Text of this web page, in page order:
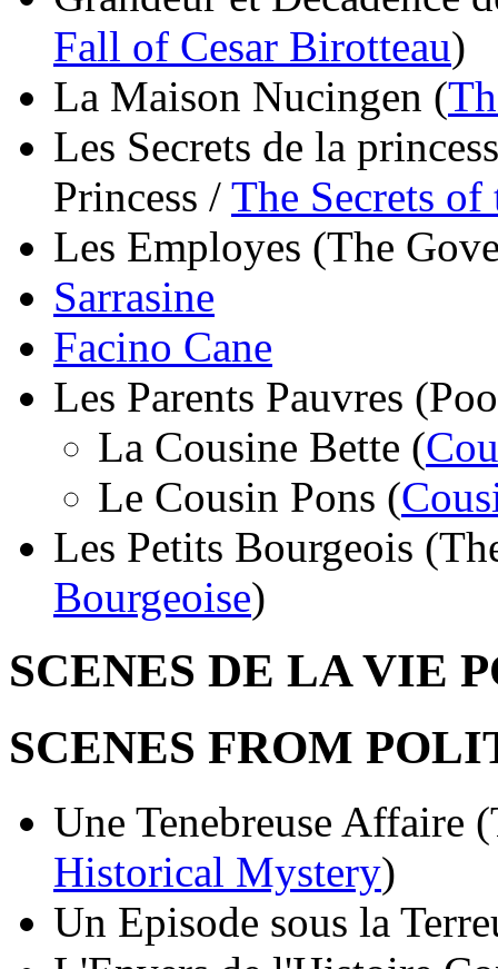
Fall of Cesar Birotteau)
La Maison Nucingen (
Les Secrets de la
Princess / The Secrets of
Les Employes (The
Sarrasine
Facino Cane
Les Parents Pauvres
La Cousine Bette (
Le Cousin Pons (
Les Petits Bourgeois
Bourgeoise)
SCENES DE LA VIE
SCENES FROM
Une Tenebreuse
Historical Mystery)
Un Episode sous la